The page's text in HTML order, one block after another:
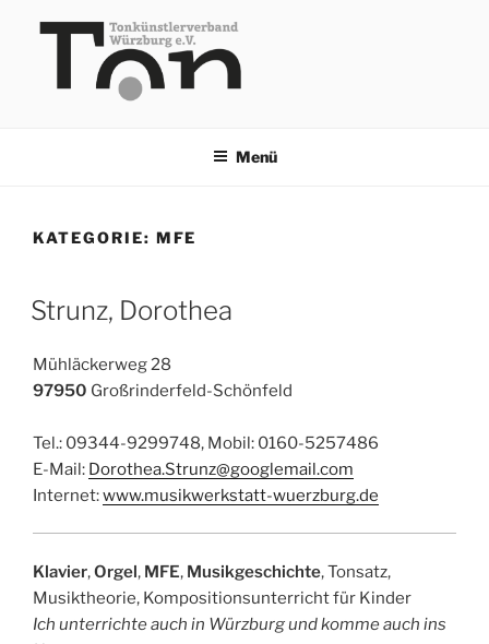
Inhalt
Menü
KATEGORIE: MFE
Strunz, Dorothea
Mühläckerweg 28
97950 Großrinderfeld-Schönfeld
Tel.: 09344-9299748, Mobil: 0160-5257486
E-Mail: Dorothea.Strunz@googlemail.com
Internet:www.musikwerkstatt-wuerzburg.de
Klavier,Orgel, MFE, Musikgeschichte, Tonsatz,
Musiktheorie, Kompositionsunterricht für Kinder
Ich unterrichte auch in Würzburg und komme auch ins